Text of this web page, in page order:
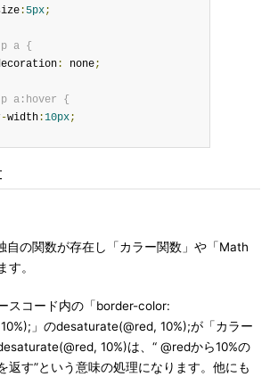
: 5px;
p a {
: none;
p a:hover {
-width:10px;
自の関数が存在し「カラー関数」や「Math
す。
スコード内の「border-color:
」のdesaturate(@red, 10%);が「カラー
10%)は、“ @redから10%の
返す”という意味の処理になります。他にも